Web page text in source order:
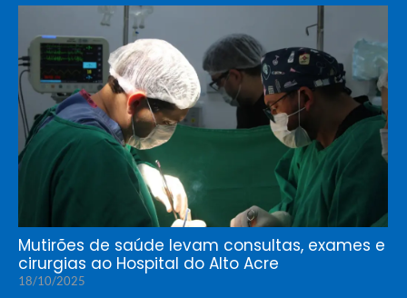
Mutirões de saúde levam consultas, exames e
cirurgias ao Hospital do Alto Acre
18/10/2025